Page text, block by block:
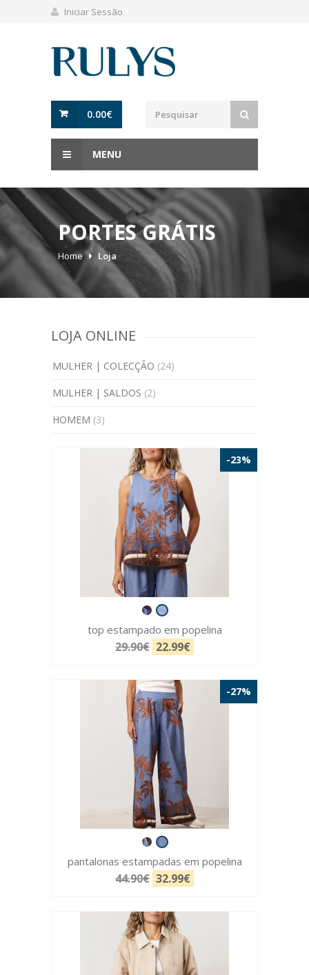
Iniciar Sessão
0.00€
MENU
PORTES GRÁTIS
Home Loja
LOJA ONLINE
MULHER | COLECÇÃO (24)
MULHER | SALDOS (2)
HOMEM (3)
-23%
top estampado em popelina
29.90€ 22.99€
-27%
pantalonas estampadas em popelina
44.90€ 32.99€